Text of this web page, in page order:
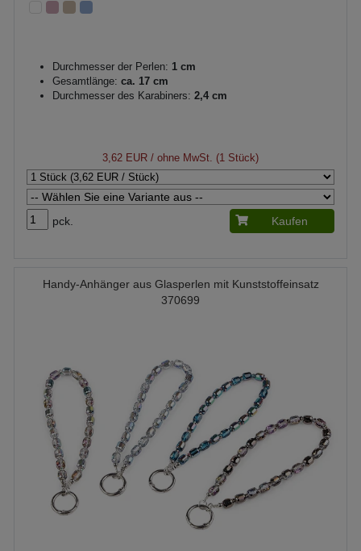
Durchmesser der Perlen: 1 cm
Gesamtlänge: ca. 17 cm
Durchmesser des Karabiners: 2,4 cm
3,62 EUR / ohne MwSt. (1 Stück)
pck. Kaufen
Handy-Anhänger aus Glasperlen mit Kunststoffeinsatz
370699